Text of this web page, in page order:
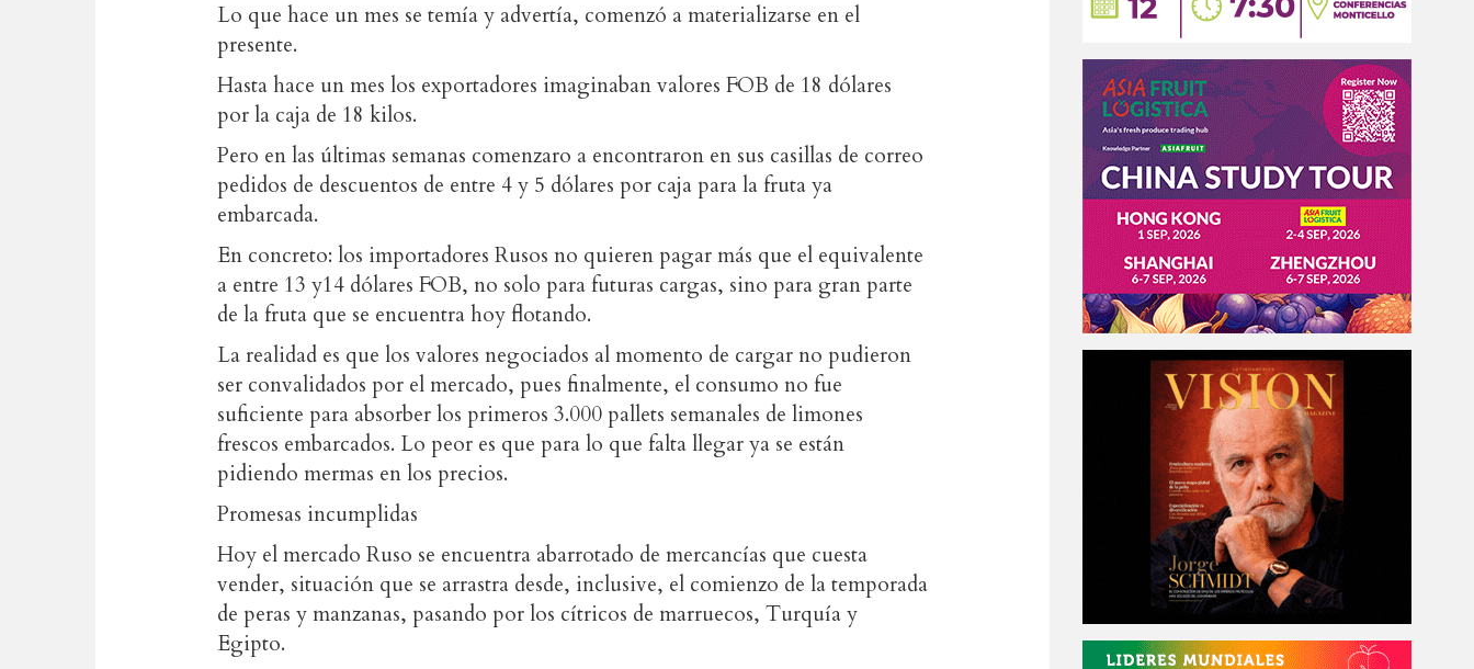
Lo que hace un mes se temía y advertía, comenzó a materializarse en el
presente.
Hasta hace un mes los exportadores imaginaban valores FOB de 18 dólares
por la caja de 18 kilos.
Pero en las últimas semanas comenzaro a encontraron en sus casillas de correo
pedidos de descuentos de entre 4 y 5 dólares por caja para la fruta ya
embarcada.
En concreto: los importadores Rusos no quieren pagar más que el equivalente
a entre 13 y14 dólares FOB, no solo para futuras cargas, sino para gran parte
de la fruta que se encuentra hoy flotando.
La realidad es que los valores negociados al momento de cargar no pudieron
ser convalidados por el mercado, pues finalmente, el consumo no fue
suficiente para absorber los primeros 3.000 pallets semanales de limones
frescos embarcados. Lo peor es que para lo que falta llegar ya se están
pidiendo mermas en los precios.
Promesas incumplidas
Hoy el mercado Ruso se encuentra abarrotado de mercancías que cuesta
vender, situación que se arrastra desde, inclusive, el comienzo de la temporada
de peras y manzanas, pasando por los cítricos de marruecos, Turquía y
Egipto.